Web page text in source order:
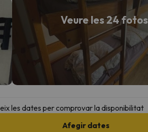
Veure les 24 fotos
les dates per comprovar la disponibilitat
Afegir dates